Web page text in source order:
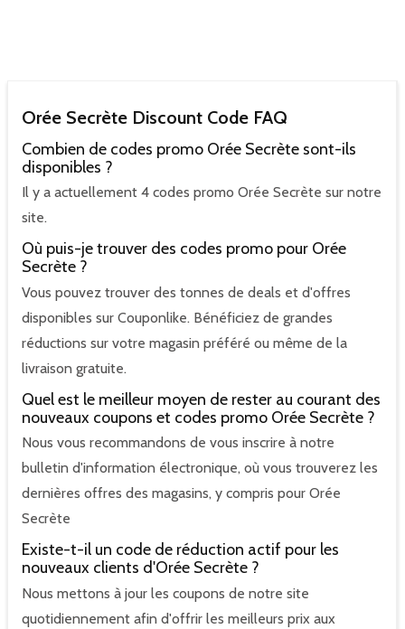
Orée Secrète Discount Code FAQ
Combien de codes promo Orée Secrète sont-ils
disponibles ?
Il y a actuellement 4 codes promo Orée Secrète sur notre
site.
Où puis-je trouver des codes promo pour Orée
Secrète ?
Vous pouvez trouver des tonnes de deals et d'offres
disponibles sur Couponlike. Bénéficiez de grandes
réductions sur votre magasin préféré ou même de la
livraison gratuite.
Quel est le meilleur moyen de rester au courant des
nouveaux coupons et codes promo Orée Secrète ?
Nous vous recommandons de vous inscrire à notre
bulletin d'information électronique, où vous trouverez les
dernières offres des magasins, y compris pour Orée
Secrète
Existe-t-il un code de réduction actif pour les
nouveaux clients d'Orée Secrète ?
Nous mettons à jour les coupons de notre site
quotidiennement afin d'offrir les meilleurs prix aux